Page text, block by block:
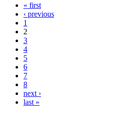
« first
‹ previous
1
2
3
4
5
6
7
8
next ›
last »